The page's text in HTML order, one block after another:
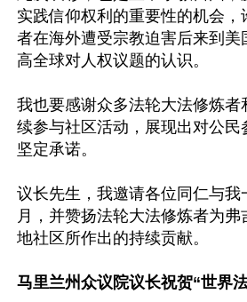
实践信仰权利的重要性的机会，
者在海外遭受宗教迫害后来到美
高全球对人权议题的认识。
我也要感谢众多法轮大法修炼者
续参与社区活动，展现出对公民
坚定承诺。
议长先生，我邀请各位同仁与我
月，并赞扬法轮大法修炼者为
地社区所作出的持续贡献。
马里兰州众议院议长祝贺“世界